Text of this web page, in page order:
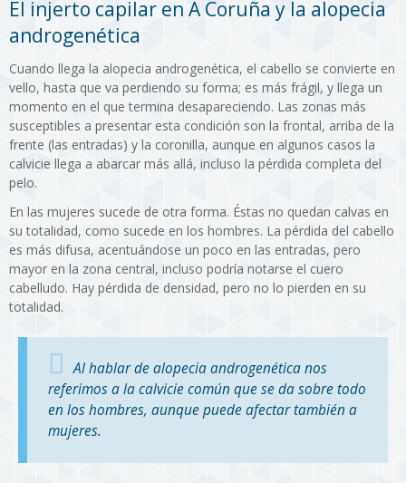
El injerto capilar en A Coruña y la alopecia
androgenética
Cuando llega la alopecia androgenética, el cabello se convierte en
vello, hasta que va perdiendo su forma; es más frágil, y llega un
momento en el que termina desapareciendo. Las zonas más
susceptibles a presentar esta condición son la frontal, arriba de la
frente (las entradas) y la coronilla, aunque en algunos casos la
calvicie llega a abarcar más allá, incluso la pérdida completa del
pelo.
En las mujeres sucede de otra forma. Éstas no quedan calvas en
su totalidad, como sucede en los hombres. La pérdida del cabello
es más difusa, acentuándose un poco en las entradas, pero
mayor en la zona central, incluso podría notarse el cuero
cabelludo. Hay pérdida de densidad, pero no lo pierden en su
totalidad.
Al hablar de alopecia androgenética nos
referimos a la calvicie común que se da sobre todo
en los hombres, aunque puede afectar también a
mujeres.